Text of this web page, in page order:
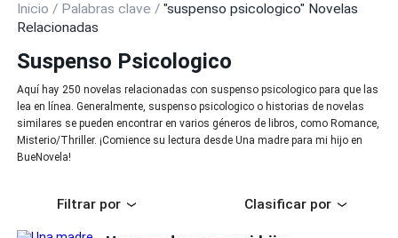
Inicio / Palabras clave /"suspenso psicologico" Novelas
Relacionadas
Suspenso Psicologico
Aquí hay 250 novelas relacionadas con suspenso psicologico para que las
lea en línea. Generalmente, suspenso psicologico o historias de novelas
similares se pueden encontrar en varios géneros de libros, como Romance,
Misterio/Thriller. ¡Comience su lectura desde Una madre para mi hijo en
BueNovela!
Filtrar por Clasificar por